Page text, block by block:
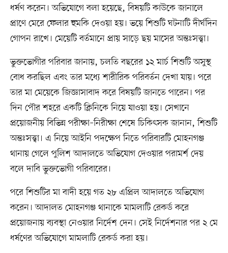
ধর্ষণ করেন। অভিযোগে বলা হয়েছে, বিষয়টি কাউকে জানালে
প্রাণে মেরে ফেলার হুমকি দেওয়া হয়। ভয়ে শিশুটি ঘটনাটি দীর্ঘদিন
গোপন রাখে। মেয়েটি বর্তমানে প্রায় সাড়ে ছয় মাসের অন্তঃসত্ত্বা।
ভুক্তভোগীর পরিবার জানায়, চলতি বছরের ১২ মার্চ শিশুটি অসুস্থ
বোধ করছিল এবং তার মধ্যে শারীরিক পরিবর্তন দেখা যায়। পরে
তার মা মেয়েকে জিজ্ঞাসাবাদ করে বিষয়টি জানতে পারেন। পর
দিন পৌর শহরে একটি ক্লিনিকে নিয়ে যাওয়া হয়। সেখানে
প্রয়োজনীয় বিভিন্ন পরীক্ষা–নিরীক্ষা শেষে চিকিৎসক জানান, শিশুটি
অন্তঃসত্ত্বা। এ নিয়ে আইনি পদক্ষেপ নিতে পরিবারটি মোহনগঞ্জ
থানায় গেলে পুলিশ আদালতে অভিযোগ দেওয়ার পরামর্শ দেয়
বলে দাবি ভুক্তভোগী পরিবারের।
পরে শিশুটির মা বাদী হয়ে গত ২৮ এপ্রিল আদালতে অভিযোগ
করেন। আদালত মোহনগঞ্জ থানাকে মামলাটি রেকর্ড করে
প্রয়োজনায় ব্যবস্থা নেওয়ার নির্দেশ দেন। সেই নির্দেশনার পর ২ মে
ধর্ষণের অভিযোগে মামলাটি রেকর্ড করা হয়।